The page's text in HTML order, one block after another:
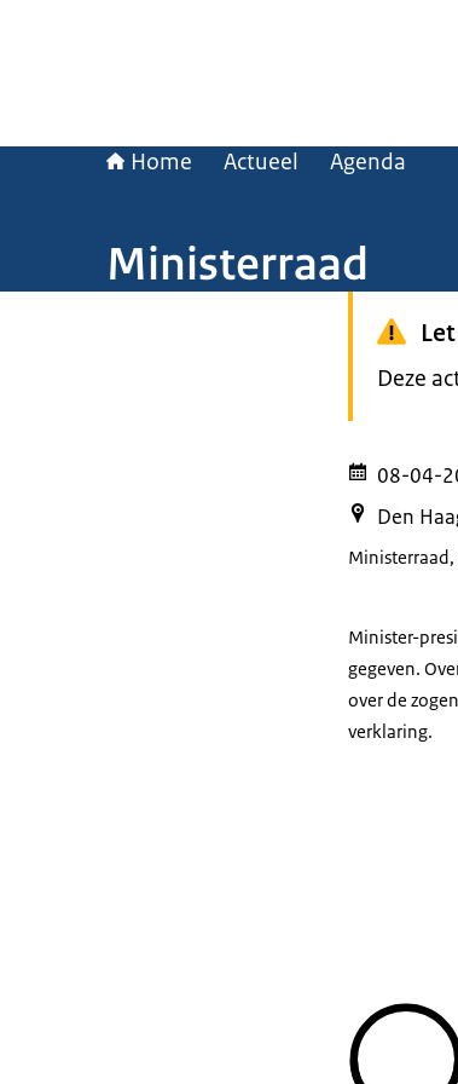
Home Actueel Agenda
Ministerraad
Deze
08-04-
Den
Minister-
gegeven.
over de
verklaring.